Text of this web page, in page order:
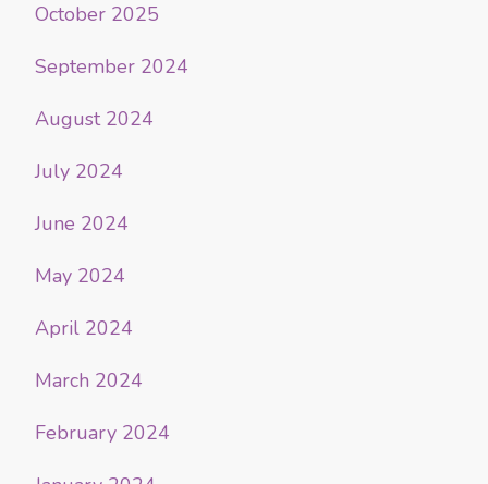
October 2025
September 2024
August 2024
July 2024
June 2024
May 2024
April 2024
March 2024
February 2024